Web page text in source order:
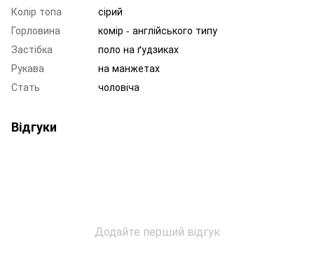
Колір топа
сірий
Горловина
комір - англійського типу
Застібка
поло на ґудзиках
Рукава
на манжетах
Стать
чоловіча
Відгуки
Додайте перший відгук